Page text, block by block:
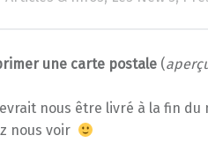
une carte postale (
nous être livré à la fin
nous voir